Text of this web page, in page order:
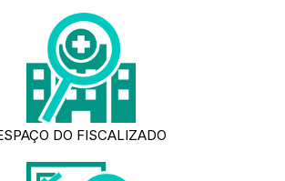
DO FISCALIZADO